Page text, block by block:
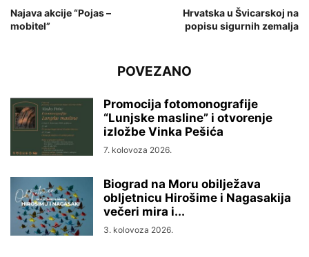
Najava akcije “Pojas –
mobitel”
Hrvatska u Švicarskoj na
popisu sigurnih zemalja
POVEZANO
Promocija fotomonografije
“Lunjske masline” i otvorenje
izložbe Vinka Pešića
7. kolovoza 2026.
Biograd na Moru obilježava
obljetnicu Hirošime i Nagasakija
večeri mira i...
3. kolovoza 2026.